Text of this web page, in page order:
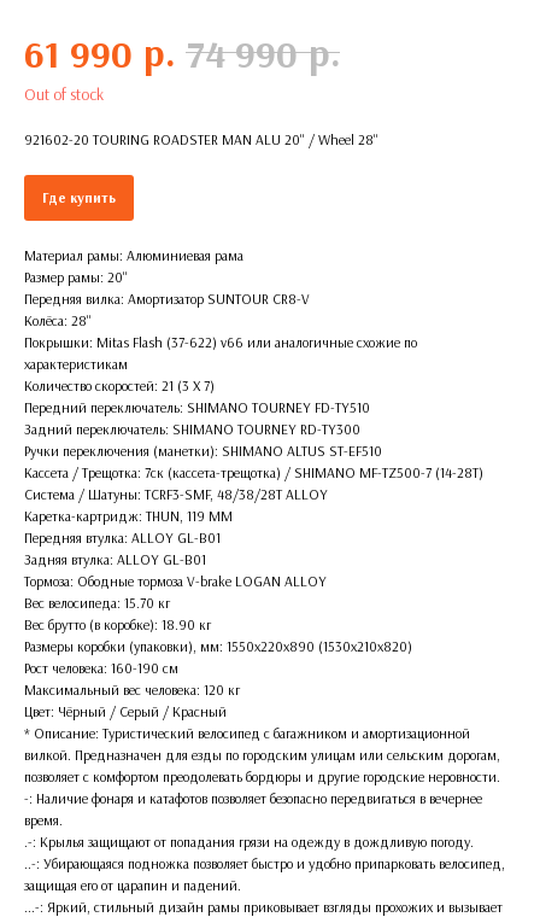
61 990 р. 74 990 р.
Out of stock
921602-20 TOURING ROADSTER MAN ALU 20'' / Wheel 28''
Где купить
Материал рамы: Алюминиевая рама
Размер рамы: 20''
Передняя вилка: Амортизатор SUNTOUR CR8-V
Колёса: 28''
Покрышки: Mitas Flash (37-622) v66 или аналогичные схожие по
характеристикам
Количество скоростей: 21 (3 X 7)
Передний переключатель: SHIMANO TOURNEY FD-TY510
Задний переключатель: SHIMANO TOURNEY RD-TY300
Ручки переключения (манетки): SHIMANO ALTUS ST-EF510
Кассета / Трещотка: 7ск (кассета-трещотка) / SHIMANO MF-TZ500-7 (14-28T)
Система / Шатуны: TCRF3-SMF, 48/38/28T ALLOY
Каретка-картридж: THUN, 119 MM
Передняя втулка: ALLOY GL-B01
Задняя втулка: ALLOY GL-B01
Тормоза: Ободные тормоза V-brake LOGAN ALLOY
Вес велосипеда: 15.70 кг
Вес брутто (в коробке): 18.90 кг
Размеры коробки (упаковки), мм: 1550х220х890 (1530х210х820)
Рост человека: 160-190 см
Максимальный вес человека: 120 кг
Цвет: Чёрный / Серый / Красный
* Описание: Туристический велосипед с багажником и амортизационной
вилкой. Предназначен для езды по городским улицам или сельским дорогам,
позволяет с комфортом преодолевать бордюры и другие городские неровности.
-: Наличие фонаря и катафотов позволяет безопасно передвигаться в вечернее
время.
.-: Крылья защищают от попадания грязи на одежду в дождливую погоду.
..-: Убирающаяся подножка позволяет быстро и удобно припарковать велосипед,
защищая его от царапин и падений.
...-: Яркий, стильный дизайн рамы приковывает взгляды прохожих и вызывает